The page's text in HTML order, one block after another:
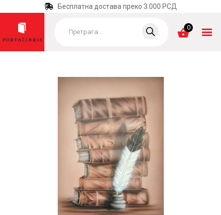
Бесплатна достава преко 3.000 РСД
search 0
ПОЧЕТНА
КАТЕГОРИЈЕ
НАЈПРОДАВАНИЈЕ
НОВЕ КЊИГЕ
ОТРГНУТО ОД
ЗАБОРАВА
АУТОРИ
АКТУЕЛНОСТИ